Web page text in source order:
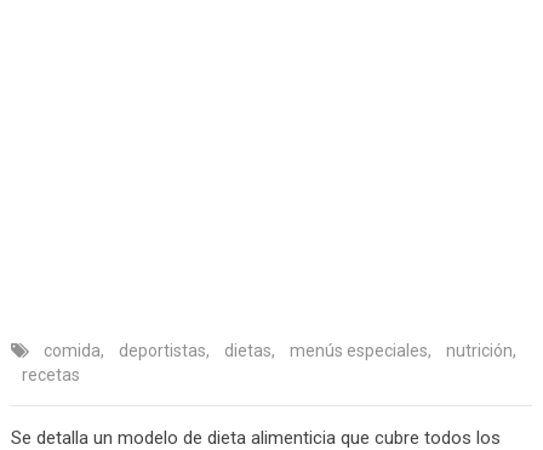
comida, deportistas, dietas, menús especiales, nutrición,
recetas
Se detalla un modelo de dieta alimenticia que cubre todos los